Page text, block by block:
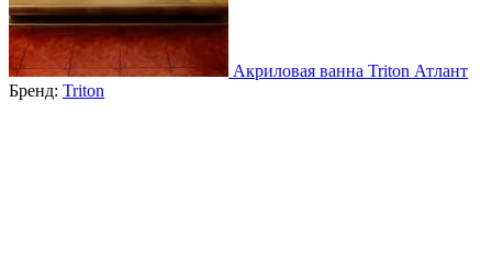
Акриловая ванна Triton Атлант
Бренд: Triton